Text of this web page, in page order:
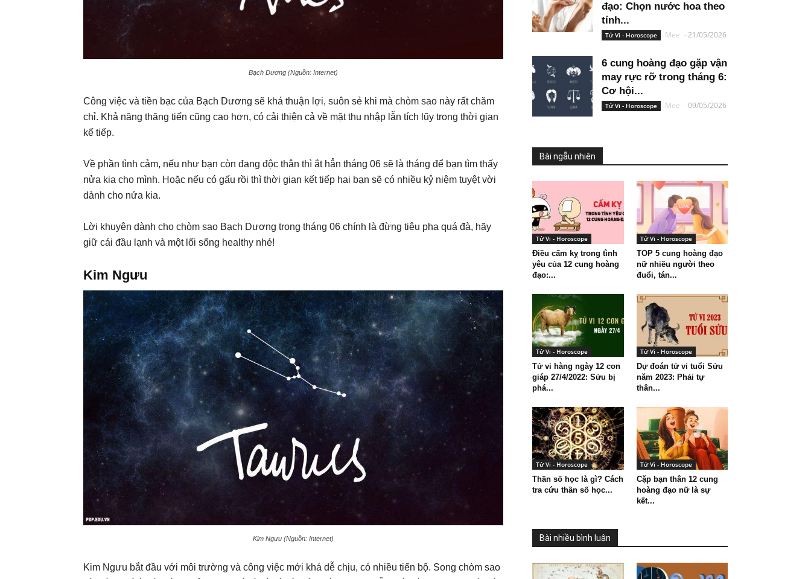
Bạch Dương (Nguồn: Internet)
Công việc và tiền bạc của Bạch Dương sẽ khá thuận lợi, suôn sẻ khi mà chòm sao này rất chăm
chỉ. Khả năng thăng tiến cũng cao hơn, có cải thiện cả về mặt thu nhập lẫn tích lũy trong thời gian
kế tiếp.
Về phần tình cảm, nếu như bạn còn đang độc thân thì ắt hẳn tháng 06 sẽ là tháng để bạn tìm thấy
nửa kia cho mình. Hoặc nếu có gấu rồi thì thời gian kết tiếp hai bạn sẽ có nhiều kỷ niệm tuyệt vời
dành cho nửa kia.
Lời khuyên dành cho chòm sao Bạch Dương trong tháng 06 chính là đừng tiêu pha quá đà, hãy
giữ cái đầu lạnh và một lối sống healthy nhé!
Kim Ngưu
Kim Ngưu (Nguồn: Internet)
Kim Ngưu bắt đầu với môi trường và công việc mới khá dễ chịu, có nhiều tiến bộ. Song chòm sao
đạo: Chọn nước hoa theo
tính...
Tử Vi - Horoscope Mee -21/05/2026
6 cung hoàng đạo gặp vận
may rực rỡ trong tháng 6:
Cơ hội...
Tử Vi - Horoscope Mee -09/05/2026
Bài ngẫu nhiên
Tử Vi - Horoscope
Điều cấm kỵ trong tình
yêu của 12 cung hoàng
đạo:...
Tử Vi - Horoscope
TOP 5 cung hoàng đạo
nữ nhiều người theo
đuổi, tán...
Tử Vi - Horoscope
Tử vi hàng ngày 12 con
giáp 27/4/2022: Sửu bị
phá...
Tử Vi - Horoscope
Dự đoán tử vi tuổi Sửu
năm 2023: Phải tự
thân...
Tử Vi - Horoscope
Thần số học là gì? Cách
tra cứu thần số học...
Tử Vi - Horoscope
Cặp bạn thân 12 cung
hoàng đạo nữ là sự
kết...
Bài nhiều bình luận